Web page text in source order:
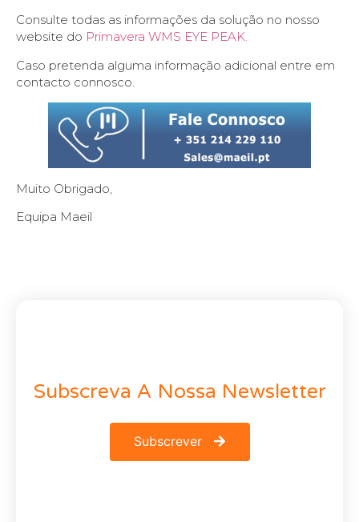
Consulte todas as informações da solução no nosso
website do Primavera WMS EYE PEAK.
Caso pretenda alguma informação adicional entre em
contacto connosco.
Muito Obrigado,
Equipa Maeil
Subscreva A Nossa Newsletter
Subscrever